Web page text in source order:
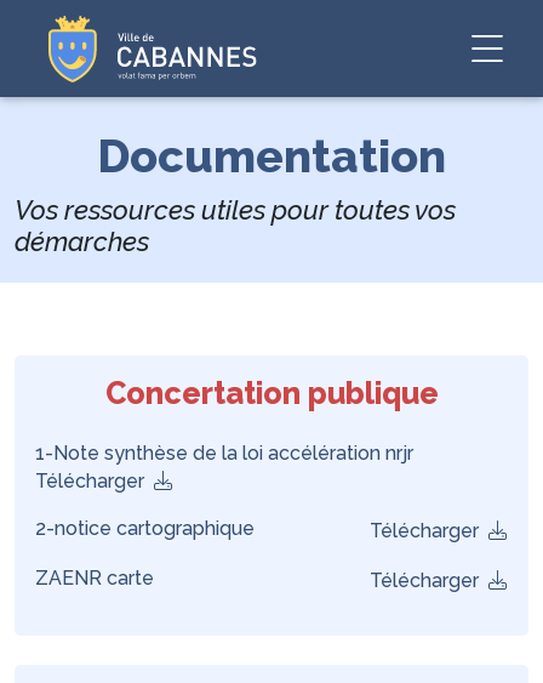
Documentation
Vos ressources utiles pour toutes vos
démarches
Concertation publique
1-Note synthèse de la loi accélération nrjr
Télécharger
2-notice cartographique Télécharger
ZAENR carte Télécharger